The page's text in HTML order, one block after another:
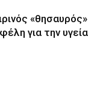
«θησαυρός»
για την υγεία